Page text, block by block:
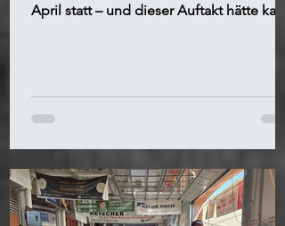
April statt – und dieser Auftakt hätte